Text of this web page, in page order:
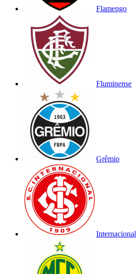
Flamengo
Fluminense
Grêmio
Internacional